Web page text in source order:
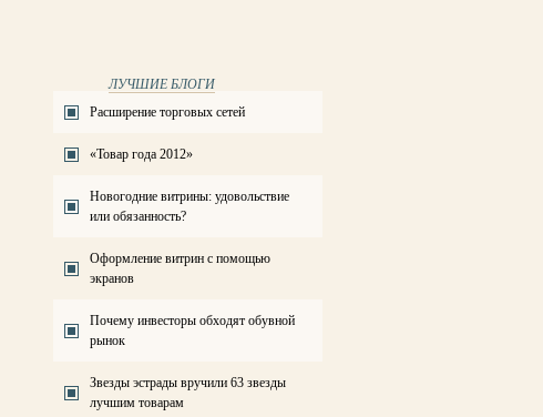
ЛУЧШИЕ БЛОГИ
Расширение торговых сетей
«Товар года 2012»
Новогодние витрины: удовольствие
или обязанность?
Оформление витрин с помощью
экранов
Почему инвесторы обходят обувной
рынок
Звезды эстрады вручили 63 звезды
лучшим товарам